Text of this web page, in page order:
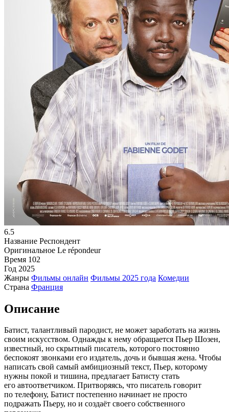
6.5
Название Респондент
Оригинальное Le répondeur
Время 102
Год 2025
Жанры Фильмы онлайн Фильмы 2025 года Комедии
Страна Франция
Описание
Батист, талантливый пародист, не может заработать на жизнь
своим искусством. Однажды к нему обращается Пьер Шозен,
известный, но скрытный писатель, которого постоянно
беспокоят звонками его издатель, дочь и бывшая жена. Чтобы
написать свой самый амбициозный текст, Пьер, которому
нужны покой и тишина, предлагает Батисту стать
его автоответчиком. Притворяясь, что писатель говорит
по телефону, Батист постепенно начинает не просто
подражать Пьеру, но и создаёт своего собственного